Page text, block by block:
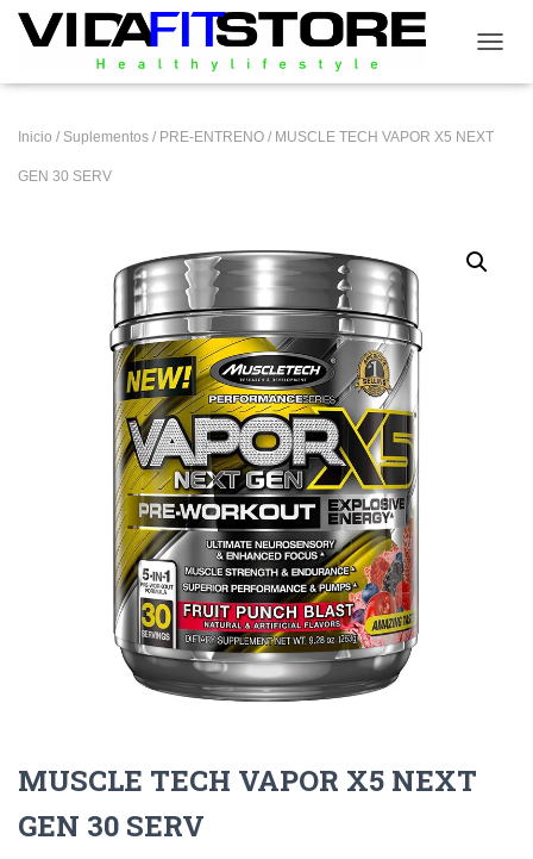
Inicio / Suplementos / PRE-ENTRENO / MUSCLE TECH VAPOR X5 NEXT
GEN 30 SERV
MUSCLE TECH VAPOR X5 NEXT
GEN 30 SERV